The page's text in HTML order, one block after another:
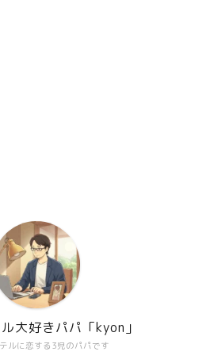
ルに恋する3児のパパです
大好きパパ「kyon」